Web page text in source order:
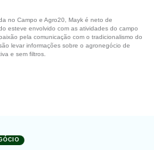
no Campo e Agro20, Mayk é neto de
esteve envolvido com as atividades do campo
pela comunicação com o tradicionalismo do
levar informações sobre o agronegócio de
e sem filtros.